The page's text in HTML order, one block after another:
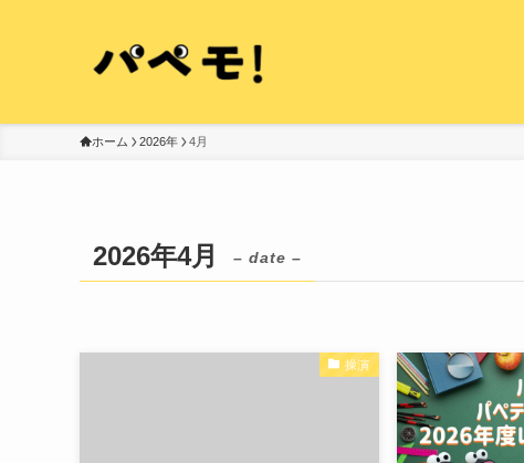
ホーム 2026年 4月
2026年4月 – date –
操演